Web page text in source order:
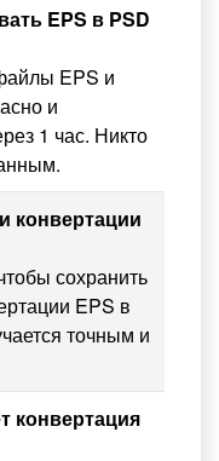
EPS в PSD
EPS и
и
1 час. Никто
конвертации
сохранить
EPS в
точным и
конвертация